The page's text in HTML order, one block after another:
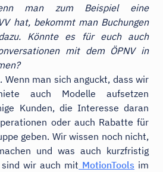
man zum Beispiel eine
hat, bekommt man Buchungen
Könnte es für euch auch
mit dem ÖPNV in
Wenn man sich anguckt, dass wir
auch Modelle aufsetzen
Kunden, die Interesse daran
oder auch Rabatte für
geben. Wir wissen noch nicht,
und was auch kurzfristig
wir auch mit MotionTools im